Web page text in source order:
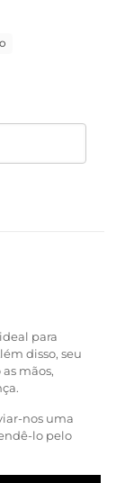
para
disso, seu
mãos,
nos uma
lo pelo